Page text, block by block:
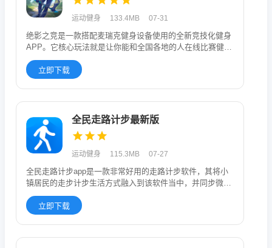
运动健身 133.4MB 07-31
绝影之竞是一款搭配麦瑞克健身设备使用的全新竞技化健身
APP。它核心玩法就是让你能和全国各地的人在线比赛健
身，支持8人同时
立即下载
全民走路计步最新版
运动健身 115.3MB 07-27
全民走路计步app是一款非常好用的走路计步软件，其将小
镇居民的走步计步生活方式融入到该软件当中，并同步微信
步数，计算出你
立即下载